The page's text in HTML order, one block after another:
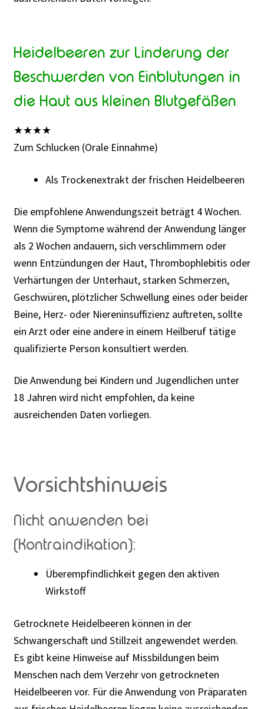
Heidelbeeren zur Linderung der
Beschwerden von Einblutungen in
die Haut aus kleinen Blutgefäßen
★★★★
Zum Schlucken (Orale Einnahme)
Als Trockenextrakt der frischen Heidelbeeren
Die empfohlene Anwendungszeit beträgt 4 Wochen.
Wenn die Symptome während der Anwendung länger
als 2 Wochen andauern, sich verschlimmern oder
wenn Entzündungen der Haut, Thrombophlebitis oder
Verhärtungen der Unterhaut, starken Schmerzen,
Geschwüren, plötzlicher Schwellung eines oder beider
Beine, Herz- oder Niereninsuffizienz auftreten, sollte
ein Arzt oder eine andere in einem Heilberuf tätige
qualifizierte Person konsultiert werden.
Die Anwendung bei Kindern und Jugendlichen unter
18 Jahren wird nicht empfohlen, da keine
ausreichenden Daten vorliegen.
Vorsichtshinweis
Nicht anwenden bei
(Kontraindikation):
Überempfindlichkeit gegen den aktiven
Wirkstoff
Getrocknete Heidelbeeren können in der
Schwangerschaft und Stillzeit angewendet werden.
Es gibt keine Hinweise auf Missbildungen beim
Menschen nach dem Verzehr von getrockneten
Heidelbeeren vor. Für die Anwendung von Präparaten